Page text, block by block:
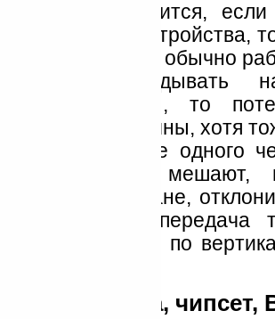
сильнее портится,
спереди устройства,
в котором обычно
Если заглядывать
стороны, то
не так критичны, хотя
работе одного
не очень мешают,
что-то на экране,
Цветопередача
при отклонении по
платформа, чипсет,